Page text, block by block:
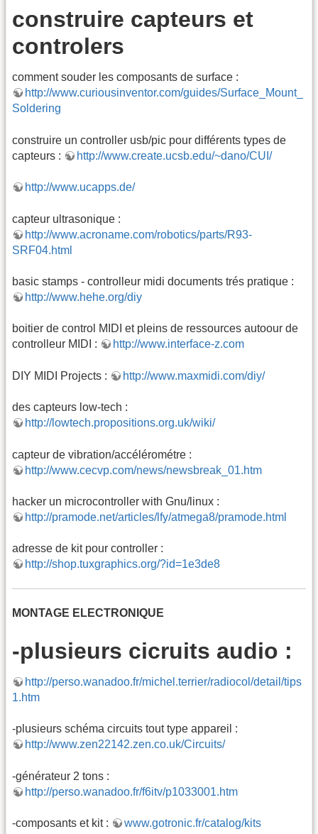
construire capteurs et
controlers
comment souder les composants de surface :
http://www.curiousinventor.com/guides/Surface_Mount_
Soldering
construire un controller usb/pic pour différents types de
capteurs :
http://www.create.ucsb.edu/~dano/CUI/
http://www.ucapps.de/
capteur ultrasonique :
http://www.acroname.com/robotics/parts/R93-
SRF04.html
basic stamps - controlleur midi documents trés pratique :
http://www.hehe.org/diy
boitier de control MIDI et pleins de ressources autoour de
controlleur MIDI :
http://www.interface-z.com
DIY MIDI Projects : http://www.maxmidi.com/diy/
des capteurs low-tech :
http://lowtech.propositions.org.uk/wiki/
capteur de vibration/accélérométre :
http://www.cecvp.com/news/newsbreak_01.htm
hacker un microcontroller with Gnu/linux :
http://pramode.net/articles/lfy/atmega8/pramode.html
adresse de kit pour controller :
http://shop.tuxgraphics.org/?id=1e3de8
MONTAGE ELECTRONIQUE
-plusieurs cicruits audio :
http://perso.wanadoo.fr/michel.terrier/radiocol/detail/tips
1.htm
-plusieurs schéma circuits tout type appareil :
http://www.zen22142.zen.co.uk/Circuits/
-générateur 2 tons :
http://perso.wanadoo.fr/f6itv/p1033001.htm
-composants et kit : www.gotronic.fr/catalog/kits